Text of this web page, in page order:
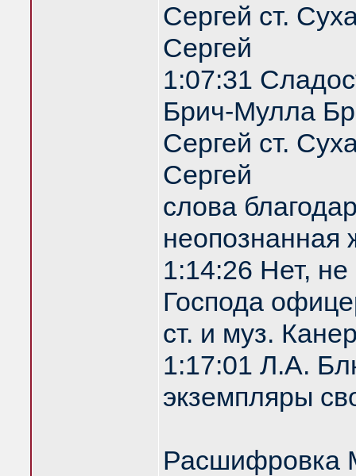
Сергей ст.
Сергей
1:07:31
Брич-Мулла
Сергей ст.
Сергей
слова
1:14:26 Нет,
Господа
ст. и муз.
1:17:01 Л.А.
экземпляры
Расшифровка